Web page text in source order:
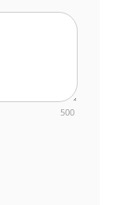
500